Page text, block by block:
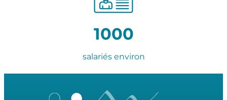
1000
salariés environ